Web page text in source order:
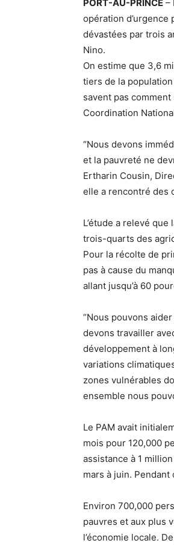
PORT-AU-PRINCE –
opération
dévastées par trois
Nino.
On estime que 3,6
tiers de la
savent pas
Coordination
“Nous devons
et la pauvreté ne
Ertharin Cousin,
elle a rencontré des
L’étude a relevé
trois-quarts des
Pour la récolte de
pas à cause du
allant jusqu’à 60
“Nous pouvons
devons travailler
développement à
variations
zones vulnérables
ensemble nous
Le PAM avait
mois pour 120,000
assistance à 1
mars à juin. Pendant
Environ 700,000
pauvres et aux plus
l’économie locale.